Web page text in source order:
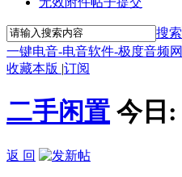
搜索
一键电音-电音软件-极度音频网
收藏本版 |订阅
二手闲置 今日:
返 回